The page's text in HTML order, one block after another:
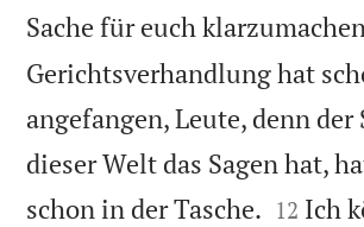
Sache für euch
Gerichtsverhandlung hat
angefangen, Leute, denn der
dieser Welt das Sagen hat,
schon in der Tasche. 

12 Ich